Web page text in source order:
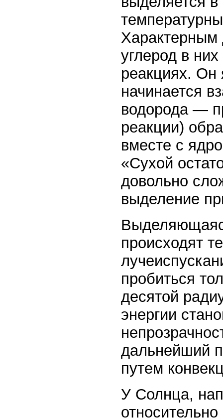
Характерным
углерод в
реакциях. Он
начинается
водорода —
реакции)
вместе с
«Сухой
довольно
выделение
происходят
пробиться
десятой
энергии
дальнейший
путем
У Солнца,